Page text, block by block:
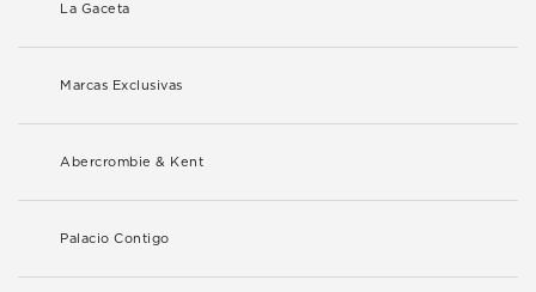
La Gaceta
Marcas Exclusivas
Abercrombie & Kent
Palacio Contigo